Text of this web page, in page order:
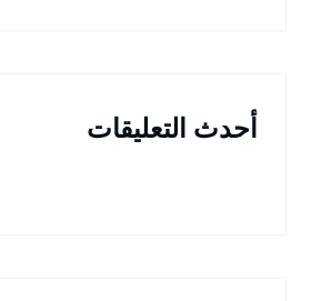
أحدث التعليقات